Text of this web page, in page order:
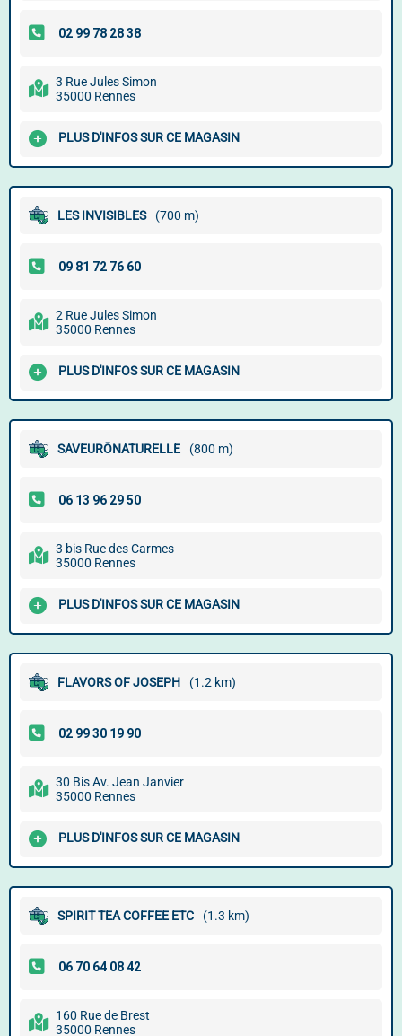
3 Rue Jules Simon
35000 Rennes
PLUS D'INFOS SUR CE MAGASIN
LES INVISIBLES (700 m)
2 Rue Jules Simon
35000 Rennes
PLUS D'INFOS SUR CE MAGASIN
SAVEURŌNATURELLE (800 m)
3 bis Rue des Carmes
35000 Rennes
PLUS D'INFOS SUR CE MAGASIN
FLAVORS OF JOSEPH (1.2 km)
30 Bis Av. Jean Janvier
35000 Rennes
PLUS D'INFOS SUR CE MAGASIN
SPIRIT TEA COFFEE ETC (1.3 km)
160 Rue de Brest
35000 Rennes